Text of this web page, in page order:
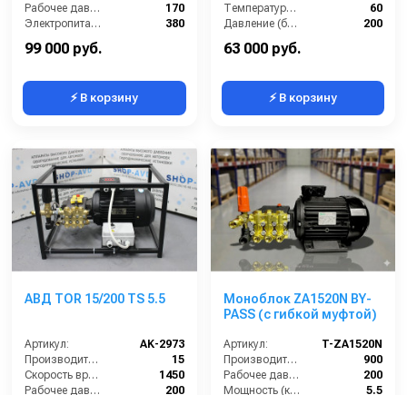
Рабочее давление (бар):
170
Электропитание (В):
380
99 000 руб.
⚡ В корзину
Температура (°C):
60
Давление (бар):
200
63 000 руб.
⚡ В корзину
АВД TOR 15/200 TS 5.5
Артикул:
AK-2973
Производительность (л/мин):
15
Скорость вращения (об/мин):
1450
Рабочее давление (бар):
200
Моноблок ZA1520N BY-
PASS (с гибкой муфтой)
Артикул:
T-ZA1520N
Производительность (л/ч):
900
Рабочее давление (бар):
200
Мощность (кВт):
5.5